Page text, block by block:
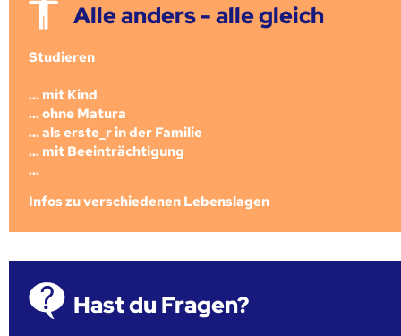
Alle anders - alle gleich
Studieren
... mit Kind
... ohne Matura
... als erste_r in der Familie
... mit Beeinträchtigung
...
Infos zu verschiedenen Lebenslagen
Hast du Fragen?